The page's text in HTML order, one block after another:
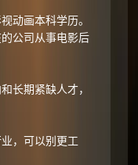
动画本科学历。
公司从事电影后
长期紧缺人才，
，可以别更工